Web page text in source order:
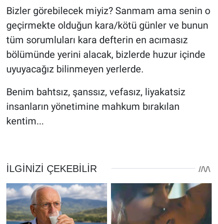
Bizler görebilecek miyiz? Sanmam ama senin o
geçirmekte olduğun kara/kötü günler ve bunun
tüm sorumluları kara defterin en acımasız
bölümünde yerini alacak, bizlerde huzur içinde
uyuyacağız bilinmeyen yerlerde.
Benim bahtsız, şanssız, vefasız, liyakatsiz
insanların yönetimine mahkum bırakılan
kentim...